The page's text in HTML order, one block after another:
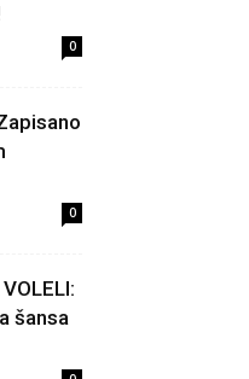
0
0
šansa